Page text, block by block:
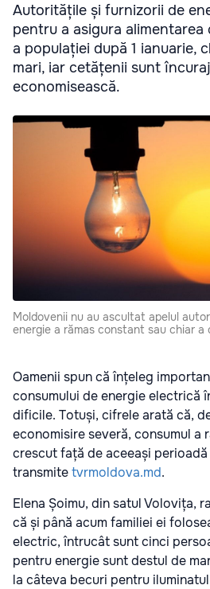
Autoritățile și furnizorii de
pentru a asigura
a populației după 1 ianuarie,
mari, iar cetățenii sunt
economisească.
Moldovenii nu au ascultat apelul
energie a rămas constant sau chiar a
Oamenii spun că înțeleg
consumului de energie electrică
dificile. Totuși, cifrele arată că,
economisire severă, consumul a
crescut față de aceeași
transmitetvrmoldova.md.
Elena Șoimu, din satul Volovița,
că și până acum familiei ei
electric, întrucât sunt cinci
pentru energie sunt destul de
la câteva becuri pentru